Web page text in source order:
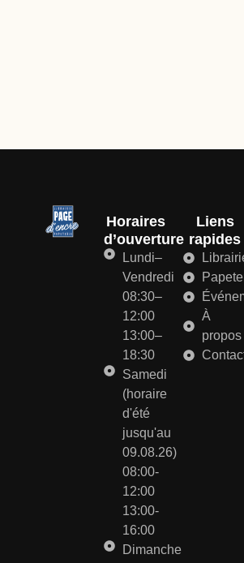
Horaires
d’ouverture
Lundi–
Vendredi
08:30–
12:00
13:00–
18:30
Samedi
(horaire
d'été
jusqu'au
09.08.26)
08:00-
12:00
13:00-
16:00
Dimanche
Liens
rapides
À
propos